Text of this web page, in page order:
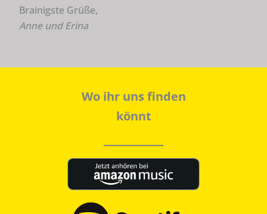
Brainigste Grüße,
Anne und Erina
Wo ihr uns finden
könnt